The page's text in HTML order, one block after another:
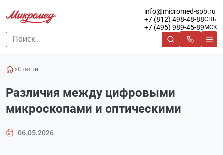
info@micromed-spb.ru
+7 (812) 498-48-88СПБ
+7 (495) 989-45-89 МСК
Статьи
Различия между цифровыми
микроскопами и оптическими
06.05.2026